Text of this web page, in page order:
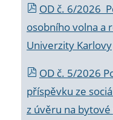
OD č. 6/2026
osobního volna a
Univerzity Karlovy
OD č. 5/2026
příspěvku ze
z úvěru na